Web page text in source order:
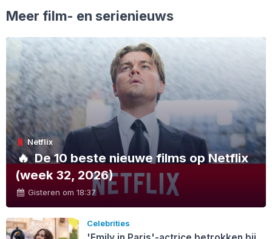
Meer film- en serienieuws
Netflix
🔥De 10 beste nieuwe films op Netflix
(week 32, 2026)
Gisteren om 18:37
Celebrities